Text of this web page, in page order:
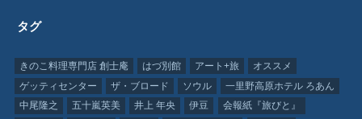
タグ
きのこ料理専門店 創士庵 はづ別館 アート+旅
オススメ
ゲッティセンター
ザ・ブロード ソウル
一里野高原ホテル ろあん
中尾隆之
五十嵐英美 井上 年央 伊豆
会報紙『旅びと』